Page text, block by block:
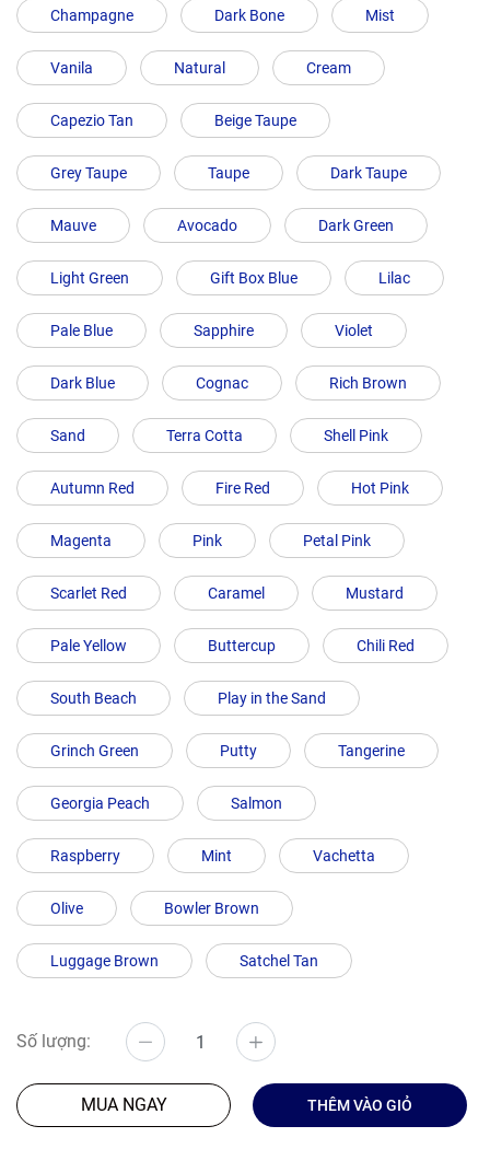
Champagne Dark Bone Mist
Vanila Natural Cream
Capezio Tan Beige Taupe
Grey Taupe Taupe Dark Taupe
Mauve Avocado Dark Green
Light Green Gift Box Blue Lilac
Pale Blue Sapphire Violet
Dark Blue Cognac Rich Brown
Sand Terra Cotta Shell Pink
Autumn Red Fire Red Hot Pink
Magenta Pink Petal Pink
Scarlet Red Caramel Mustard
Pale Yellow Buttercup Chili Red
South Beach Play in the Sand
Grinch Green Putty Tangerine
Georgia Peach Salmon
Raspberry Mint Vachetta
Olive Bowler Brown
Luggage Brown Satchel Tan
Số lượng:
MUA NGAY THÊM VÀO GIỎ